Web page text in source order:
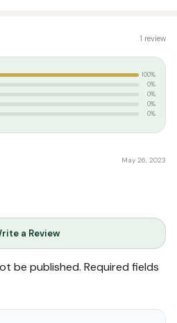
1 review
100%
0%
0%
0%
0%
May 26, 2023
a Review
be published. Required fields